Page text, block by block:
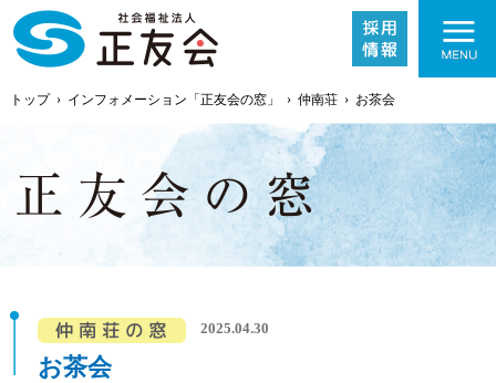
事業内容
トップ› インフォメーション「正友会の窓」 › 仲南荘› お茶会
2025.04.30
お茶会